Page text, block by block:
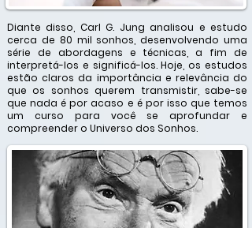
Diante disso, Carl G. Jung analisou e estudo
cerca de 80 mil sonhos, desenvolvendo uma
série de abordagens e técnicas, a fim de
interpretá-los e significá-los. Hoje, os estudos
estão claros da importância e relevância do
que os sonhos querem transmistir, sabe-se
que nada é por acaso e é por isso que temos
um curso para você se aprofundar e
compreender o Universo dos Sonhos.